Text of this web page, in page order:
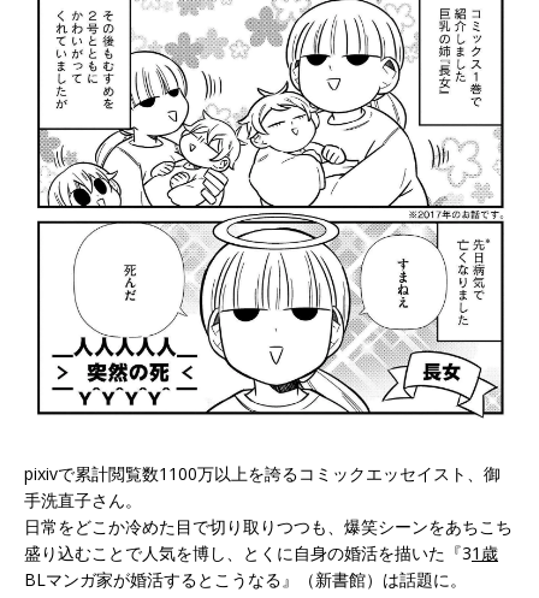
pixivで累計閲覧数1100万以上を誇るコミックエッセイスト、御
手洗直子さん。
日常をどこか冷めた目で切り取りつつも、爆笑シーンをあちこち
盛り込むことで人気を博し、とくに自身の婚活を描いた『31歳
BLマンガ家が婚活するとこうなる』（新書館）は話題に。